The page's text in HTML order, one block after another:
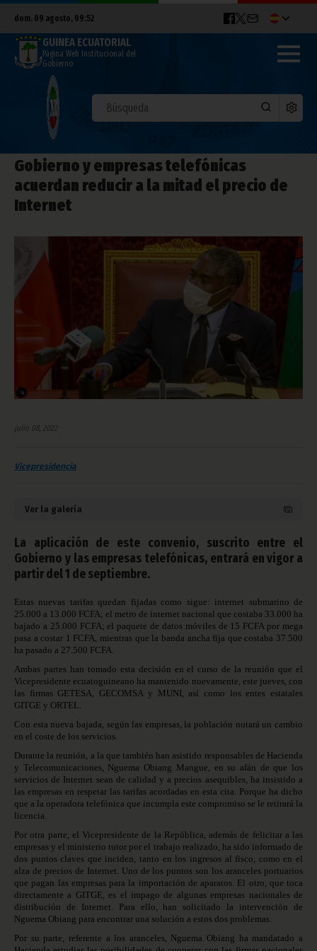
dom. 09 agosto, 09:52
GUINEA ECUATORIAL
Página Web Institucional del
Gobierno
Gobierno y empresas telefónicas
acuerdan reducir a la mitad el precio de
Internet
julio 08, 2022
Vicepresidencia
Ver la galería
La aplicación de este convenio, suscrito entre el
Gobierno y las empresas telefónicas, entrará en vigor a
partir del 1 de septiembre.
Estas nuevas tarifas quedan fijadas como sigue: internet submarino de
25.000 a 13.000 FCFA; el metro de internet nacional que costaba 33.000 ha
bajado a 25.000 FCFA; el paquete de datos móviles de 15 FCFA por mega
pasa a costar 1 FCFA, mientras que la banda ancha fija que costaba 37.500
ha pasado a 27.500 FCFA.
Ambas partes han tomado esta decisión en el curso de la reunión que el
Vicepresidente ecuatoguineano ha mantenido nuevamente, este jueves, con
las firmas GETESA, GECOMSA y MUNI, así como los entes estatales
GITGE y ORTEL.
Con esta nueva bajada, según las empresas, la población notará un cambio
en el coste de los servicios.
Durante la reunión, a la que también han asistido responsables de Hacienda
y Telecomunicaciones, Nguema Obiang Mangue, en su afán de que los
servicios de Internet sean de calidad y a precios asequibles, ha insistido a
las empresas en respetar las tarifas acordadas en esta cita. Porque ha dicho
que a la operadora telefónica que incumpla este compromiso se le retirará la
licencia.
Por otra parte, el Vicepresidente de la República, además de felicitar a las
empresas y el ministerio tutor por el trabajo realizado, ha sido informado de
dos puntos claves que inciden, tanto en los ingresos al fisco, como en el
alza de precios de Internet. Uno de los puntos son los aranceles portuarios
que pagan las empresas para la importación de aparatos. El otro, que toca
directamente a GITGE, es el impago de algunas empresas nacionales de
distribución de Internet. Para ello, han solicitado la intervención de
Nguema Obiang para encontrar una solución a estos dos problemas.
Por su parte, referente a los aranceles, Nguema Obiang ha mandatado a